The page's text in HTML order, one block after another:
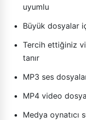
uyumlu
Büyük dosyalar
Tercih ettiğiniz
tanır
MP3 ses
MP4 video
Medya oynatıcı